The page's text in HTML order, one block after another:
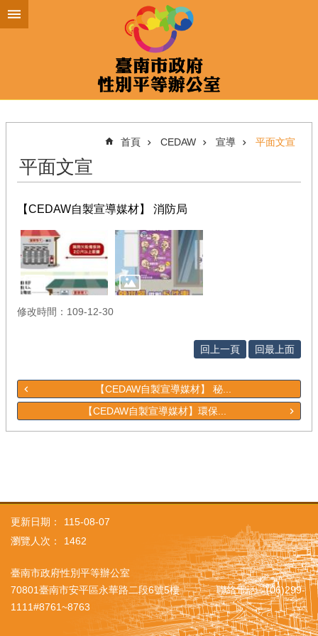
跳到主要內容區塊
首頁 CEDAW 宣導 平面文宣
平面文宣
【CEDAW自製宣導媒材】 消防局
修改時間：109-12-30
回上一頁 回最上面
【CEDAW自製宣導媒材】 秘...
【CEDAW自製宣導媒材】環保...
更新日期：
115-08-07
瀏覽人次：
1462
臺南市政府性別平等辦公室
70801臺南市安平區永華路二段6號5樓 聯絡電話：(06)299-
1111#8761~8763